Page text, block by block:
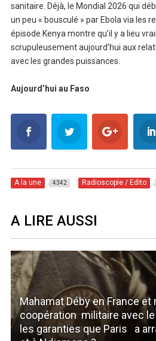
sanitaire. Déjà, le Mondial 2026 qui
un peu « bousculé » par Ebola via les
épisode Kenya montre qu’il y a lieu
scrupuleusement aujourd’hui aux
avec les grandes puissances.
Aujourd’hui au Faso
A la une 4342 Radioscopie / Edito
A LIRE AUSSI
Mahamat Déby en France et
coopération militaire avec
les garanties que Paris a